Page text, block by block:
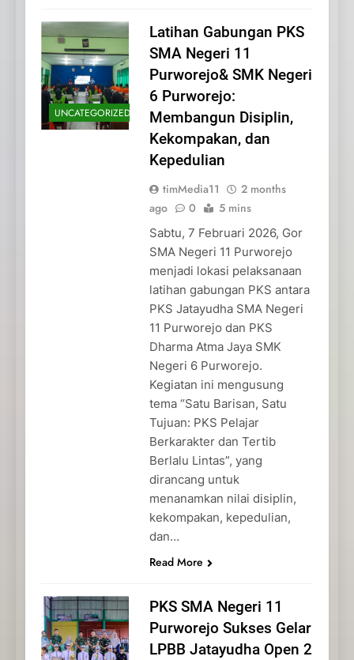
UNCATEGORIZED
Latihan Gabungan PKS
SMA Negeri 11
Purworejo& SMK Negeri
6 Purworejo:
Membangun Disiplin,
Kekompakan, dan
Kepedulian
timMedia11
2 months
ago
0 5 mins
Sabtu, 7 Februari 2026, Gor
SMA Negeri 11 Purworejo
menjadi lokasi pelaksanaan
latihan gabungan PKS antara
PKS Jatayudha SMA Negeri
11 Purworejo dan PKS
Dharma Atma Jaya SMK
Negeri 6 Purworejo.
Kegiatan ini mengusung
tema “Satu Barisan, Satu
Tujuan: PKS Pelajar
Berkarakter dan Tertib
Berlalu Lintas”, yang
dirancang untuk
menanamkan nilai disiplin,
kekompakan, kepedulian,
dan…
Read More
PKS SMA Negeri 11
Purworejo Sukses Gelar
LPBB Jatayudha Open 2